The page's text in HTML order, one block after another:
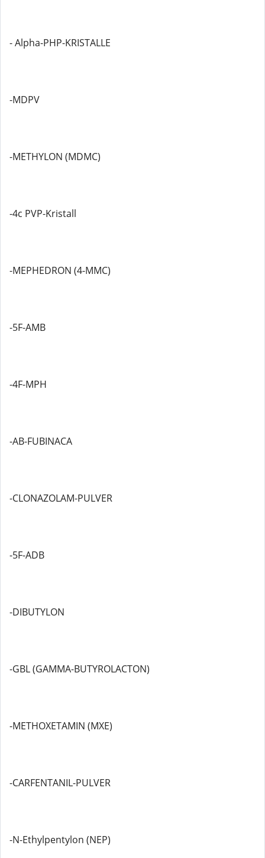
- Alpha-PHP-KRISTALLE
-MDPV
-METHYLON (MDMC)
-4c PVP-Kristall
-MEPHEDRON (4-MMC)
-5F-AMB
-4F-MPH
-AB-FUBINACA
-CLONAZOLAM-PULVER
-5F-ADB
-DIBUTYLON
-GBL (GAMMA-BUTYROLACTON)
-METHOXETAMIN (MXE)
-CARFENTANIL-PULVER
-N-Ethylpentylon (NEP)